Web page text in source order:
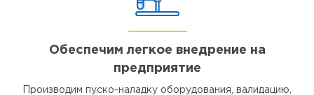
Обеспечим легкое внедрение на
предприятие
Производим пуско-наладку оборудования, валидацию,